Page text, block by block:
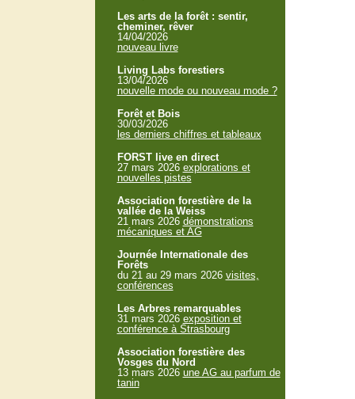
Les arts de la forêt : sentir,
cheminer, rêver
14/04/2026
nouveau livre
Living Labs forestiers
13/04/2026
nouvelle mode ou nouveau mode ?
Forêt et Bois
30/03/2026
les derniers chiffres et tableaux
FORST live en direct
27 mars 2026 explorations et
nouvelles pistes
Association forestière de la
vallée de la Weiss
21 mars 2026 démonstrations
mécaniques et AG
Journée Internationale des
Forêts
du 21 au 29 mars 2026 visites,
conférences
Les Arbres remarquables
31 mars 2026 exposition et
conférence à Strasbourg
Association forestière des
Vosges du Nord
13 mars 2026 une AG au parfum de
tanin